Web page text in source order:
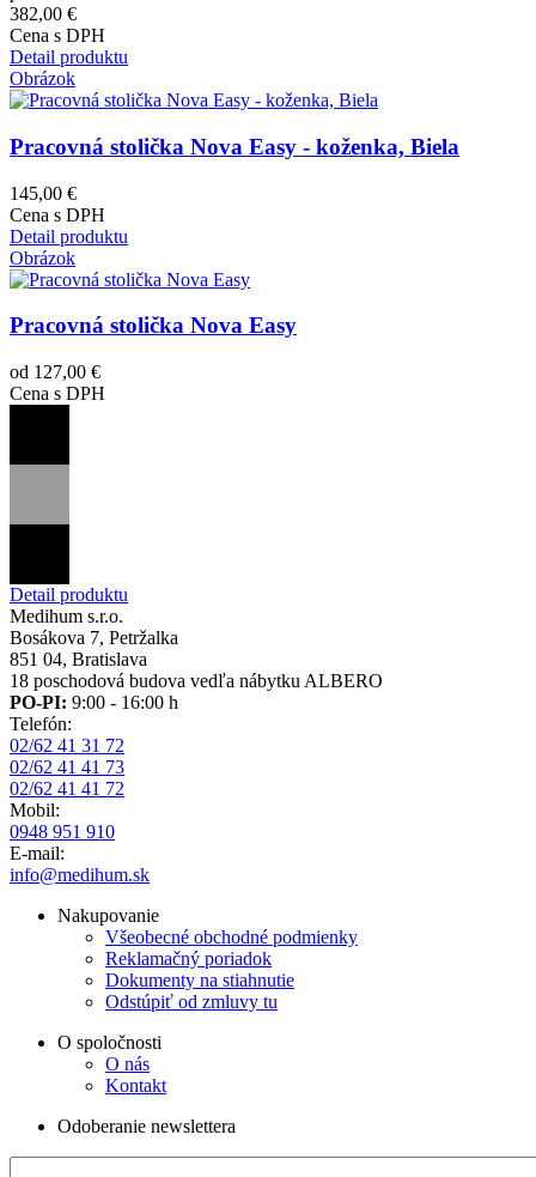
382,00 €
Cena s DPH
Detail produktu
Obrázok
Pracovná stolička Nova Easy - koženka, Biela
145,00 €
Cena s DPH
Detail produktu
Obrázok
Pracovná stolička Nova Easy
od 127,00 €
Cena s DPH
Detail produktu
Medihum s.r.o.
Bosákova 7, Petržalka
851 04, Bratislava
18 poschodová budova vedľa nábytku ALBERO
PO-PI: 9:00 - 16:00 h
Telefón:
02/62 41 31 72
02/62 41 41 73
02/62 41 41 72
Mobil:
0948 951 910
E-mail:
info@medihum.sk
Nakupovanie
Všeobecné obchodné podmienky
Reklamačný poriadok
Dokumenty na stiahnutie
Odstúpiť od zmluvy tu
O spoločnosti
O nás
Kontakt
Odoberanie newslettera